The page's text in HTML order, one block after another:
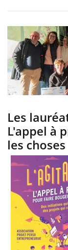
Les
L'appel à
les choses